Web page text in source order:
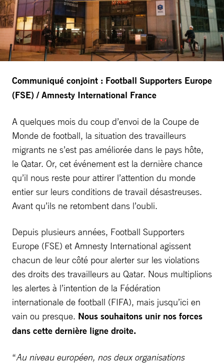
Communiqué conjoint : Football Supporters Europe
(FSE) / Amnesty International France
A quelques mois du coup d’envoi de la Coupe de
Monde de football, la situation des travailleurs
migrants ne s’est pas améliorée dans le pays hôte,
le Qatar. Or, cet événement est la dernière chance
qu’il nous reste pour attirer l’attention du monde
entier sur leurs conditions de travail désastreuses.
Avant qu’ils ne retombent dans l’oubli.
Depuis plusieurs années, Football Supporters
Europe (FSE) et Amnesty International agissent
chacun de leur côté pour alerter sur les violations
des droits des travailleurs au Qatar. Nous multiplions
les alertes à l’intention de la Fédération
internationale de football (FIFA), mais jusqu’ici en
vain ou presque. Nous souhaitons unir nos forces
dans cette dernière ligne droite.
“Au niveau européen, nos deux organisations